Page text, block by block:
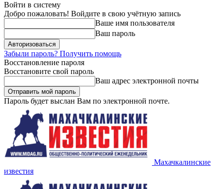
Войти в систему
Добро пожаловать! Войдите в свою учётную запись
Ваше имя пользователя
Ваш пароль
Забыли пароль? Получить помощь
Восстановление пароля
Восстановите свой пароль
Ваш адрес электронной почты
Пароль будет выслан Вам по электронной почте.
Махачкалинские
известия